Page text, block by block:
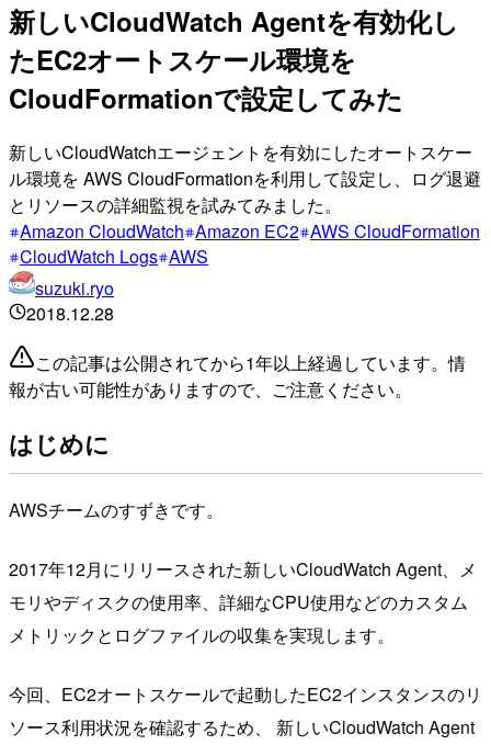
新しいCloudWatch Agentを有効化し
たEC2オートスケール環境を
CloudFormationで設定してみた
新しいCloudWatchエージェントを有効にしたオートスケー
ル環境を AWS CloudFormationを利用して設定し、ログ退避
とリソースの詳細監視を試みてみました。
Amazon CloudWatch Amazon EC2 AWS CloudFormation
CloudWatch Logs AWS
suzuki.ryo
2018.12.28
この記事は公開されてから1年以上経過しています。情
報が古い可能性がありますので、ご注意ください。
はじめに
AWSチームのすずきです。
2017年12月にリリースされた新しいCloudWatch Agent、メ
モリやディスクの使用率、詳細なCPU使用などのカスタム
メトリックとログファイルの収集を実現します。
今回、EC2オートスケールで起動したEC2インスタンスのリ
ソース利用状況を確認するため、 新しいCloudWatch Agent